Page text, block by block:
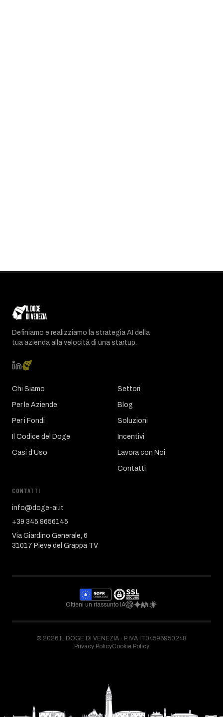
Definiamo e realizziamo la strategia AI della
tua azienda alla velocità di una startup.
Chi Siamo
Per le Aziende
Per i Fondi
Il Codice del Doge
Casi d'Uso
Settori
Blog
Soluzioni
Incentivi
Lavora con Noi
Contatti
CONTATTI
info@doge-ai.it
+39 345 9656145
Via Giardino Generale, 6
31017 Pieve del Grappa TV
Ottieni un riassunto IA
© 2026 IL DOGE DI VENEZIA · P.IVA IT04596950248
Privacy PolicyCookie Policy